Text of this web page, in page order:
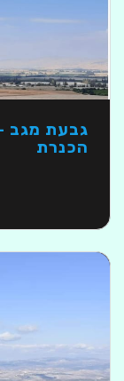
גבעת מגב
הכנרת